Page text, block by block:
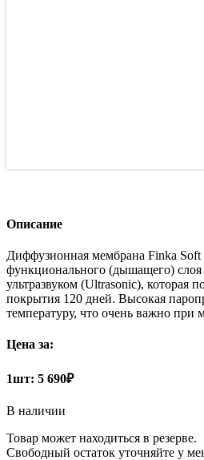
Описание
Диффузионная мембрана Finka
функционального (дышащего) слоя
ультразвуком (Ultrasonic), которая
покрытия 120 дней. Высокая
температуру, что очень важно при
Цена за:
1шт: 5 690₽
В наличии
Товар может находиться в резерве.
Свободный остаток уточняйте у